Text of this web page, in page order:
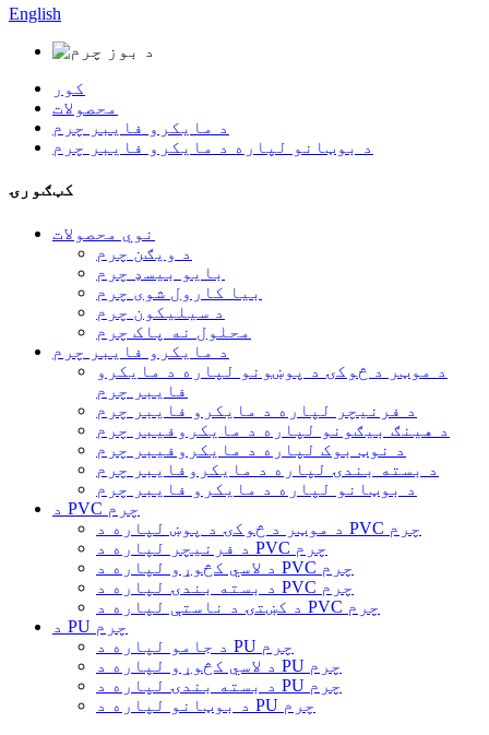
English
کور
محصولات
د مایکرو فایبر چرم
د بوټانو لپاره د مایکرو فایبر چرم
کټګورۍ
نوي محصولات
د ویګن چرم
بایو بیسډ چرم
بیا کارول شوی چرم
د سیلیکون چرم
محلول نه پاک چرم
د مایکرو فایبر چرم
د موټر د څوکۍ د پوښونو لپاره د مایکرو
فایبر چرم
د فرنیچر لپاره د مایکرو فایبر چرم
د هینګ بیګونو لپاره د مایکروفیبر چرم
د نوټ بوک لپاره د مایکروفیبر چرم
د بسته بندۍ لپاره د مایکروفایبر چرم
د بوټانو لپاره د مایکرو فایبر چرم
د PVC چرم
د موټر د څوکۍ د پوښ لپاره د PVC چرم
د فرنیچر لپاره د PVC چرم
د لاسي کڅوړو لپاره د PVC چرم
د بسته بندۍ لپاره د PVC چرم
د کښتۍ د ناستې لپاره د PVC چرم
د PU چرم
د جامو لپاره د PU چرم
د لاسي کڅوړو لپاره د PU چرم
د بسته بندۍ لپاره د PU چرم
د بوټانو لپاره د PU چرم